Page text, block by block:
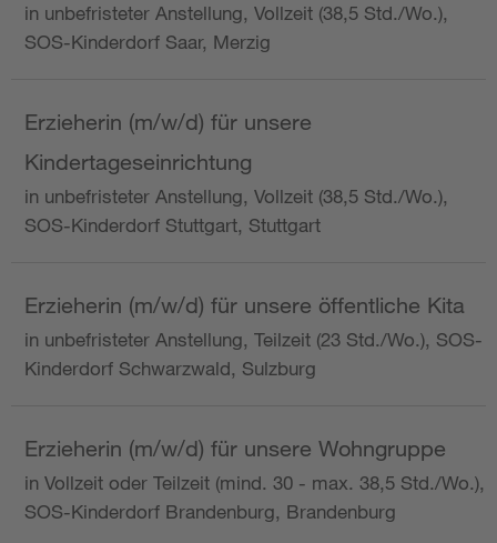
in unbefristeter Anstellung, Vollzeit (38,5 Std./Wo.),
SOS-Kinderdorf Saar, Merzig
Erzieherin (m/w/d) für unsere
Kindertageseinrichtung
in unbefristeter Anstellung, Vollzeit (38,5 Std./Wo.),
SOS-Kinderdorf Stuttgart, Stuttgart
Erzieherin (m/w/d) für unsere öffentliche Kita
in unbefristeter Anstellung, Teilzeit (23 Std./Wo.), SOS-
Kinderdorf Schwarzwald, Sulzburg
Erzieherin (m/w/d) für unsere Wohngruppe
in Vollzeit oder Teilzeit (mind. 30 - max. 38,5 Std./Wo.),
SOS-Kinderdorf Brandenburg, Brandenburg